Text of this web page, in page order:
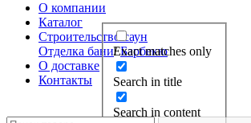
О компании
Каталог
Строительство саун
Отделка бани/Барбекю
О доставке
Контакты
Exact matches only
Search in title
Search in content